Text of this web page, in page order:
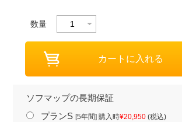
数量
ソフマップの長期保証
プランS [5年間] 購入時¥20,950(税込)